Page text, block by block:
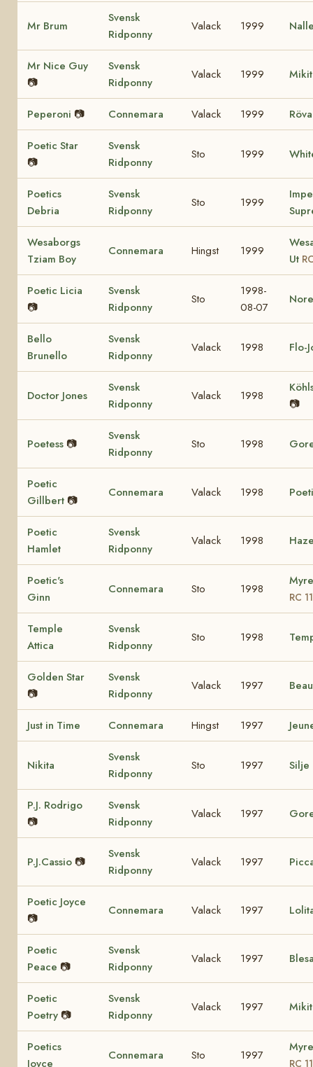
Mr Brum
Svensk
Ridponny
Valack 1999
Mr Nice Guy
📷
Svensk
Ridponny
Valack 1999
Peperoni 📷 Connemara Valack 1999
Poetic Star
📷
Svensk
Ridponny
Sto 1999
Poetics
Debria
Svensk
Ridponny
Sto 1999
Wesaborgs
Tziam Boy
Connemara Hingst 1999
Ut
Poetic Licia
📷
Svensk
Ridponny
Sto
1998-
08-07
Bello
Brunello
Svensk
Ridponny
Valack 1998 Flo-
Doctor Jones
Svensk
Ridponny
Valack 1998
📷
Poetess 📷
Svensk
Ridponny
Sto 1998
Poetic
Gillbert 📷
Connemara Valack 1998
Poetic
Hamlet
Svensk
Ridponny
Valack 1998
Poetic's
Ginn
Connemara Sto 1998
RC
Temple
Attica
Svensk
Ridponny
Sto 1998
Golden Star
📷
Svensk
Ridponny
Valack 1997
Just in Time Connemara Hingst 1997
Nikita
Svensk
Ridponny
Sto 1997 Silje
P.J. Rodrigo
📷
Svensk
Ridponny
Valack 1997
P.J.Cassio 📷
Svensk
Ridponny
Valack 1997
Poetic Joyce
📷
Connemara Valack 1997
Poetic
Peace 📷
Svensk
Ridponny
Valack 1997
Poetic
Poetry 📷
Svensk
Ridponny
Valack 1997
Poetics
Joyce
Connemara Sto 1997
RC